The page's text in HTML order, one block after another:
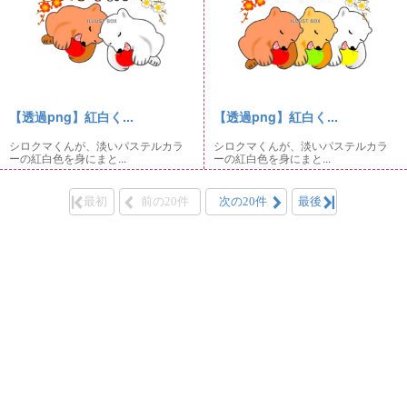
【透過png】紅白く...
シロクマくんが、淡いパステルカラ
ーの紅白色を身にまと...
【透過png】紅白く...
シロクマくんが、淡いパステルカラ
ーの紅白色を身にまと...
最初 前の20件 次の20件 最後